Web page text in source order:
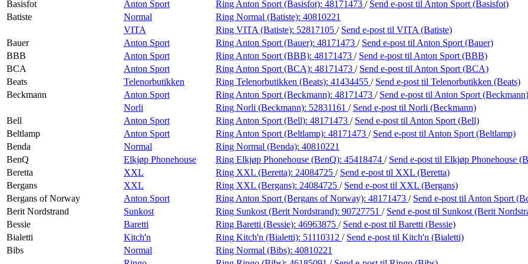
Basisfot Anton Sport Ring Anton Sport (Basisfot): 48171473 / Send e-post til Anton Sport (Basisfot)
Batiste
Normal Ring Normal (Batiste): 40810221
VITA
Ring VITA (Batiste): 52817105 / Send e-post til VITA (Batiste)
Bauer
Anton Sport Ring Anton Sport (Bauer): 48171473 / Send e-post til Anton Sport (Bauer)
BBB
Anton Sport Ring Anton Sport (BBB): 48171473 / Send e-post til Anton Sport (BBB)
BCA
Anton Sport Ring Anton Sport (BCA): 48171473 / Send e-post til Anton Sport (BCA)
Beats
Telenorbutikken Ring Telenorbutikken (Beats): 41434455 / Send e-post til Telenorbutikken (Beats)
Beckmann
Anton Sport Ring Anton Sport (Beckmann): 48171473 / Send e-post til Anton Sport (Beckmann)
Norli
Ring Norli (Beckmann): 52831161 / Send e-post til Norli (Beckmann)
Bell
Anton Sport Ring Anton Sport (Bell): 48171473 / Send e-post til Anton Sport (Bell)
Beltlamp
Anton Sport Ring Anton Sport (Beltlamp): 48171473 / Send e-post til Anton Sport (Beltlamp)
Benda
Normal Ring Normal (Benda): 40810221
BenQ
Elkjøp Phonehouse Ring Elkjøp Phonehouse (BenQ): 45418474 / Send e-post til Elkjøp Phonehouse
Beretta
XXL Ring XXL (Beretta): 24084725 / Send e-post til XXL (Beretta)
Bergans
XXL Ring XXL (Bergans): 24084725 / Send e-post til XXL (Bergans)
Bergans of Norway
Anton Sport Ring Anton Sport (Bergans of Norway): 48171473 / Send e-post til Anton Sport
Berit Nordstrand
Sunkost Ring Sunkost (Berit Nordstrand): 90727751 / Send e-post til Sunkost (Berit
Bessie
Baretti Ring Baretti (Bessie): 46963875 / Send e-post til Baretti (Bessie)
Bialetti
Kitch'n Ring Kitch'n (Bialetti): 51110312 / Send e-post til Kitch'n (Bialetti)
Bibs
Normal Ring Normal (Bibs): 40810221